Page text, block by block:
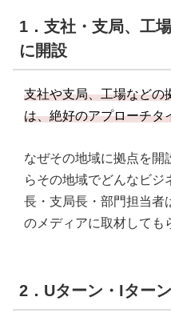
1．支社・支局、工
に開設
支社や支局、工場などの
は、絶好のアプローチタ
なぜその地域に拠点を開
らその地域でどんなビジ
長・支局長・部門担当者
のメディアに取材しても
2．Uターン・Iター